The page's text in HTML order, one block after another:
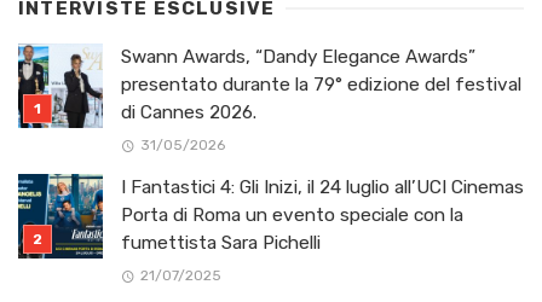
INTERVISTE ESCLUSIVE
Swann Awards, “Dandy Elegance Awards”
presentato durante la 79° edizione del festival
di Cannes 2026.
31/05/2026
I Fantastici 4: Gli Inizi, il 24 luglio all’UCI Cinemas
Porta di Roma un evento speciale con la
fumettista Sara Pichelli
21/07/2025